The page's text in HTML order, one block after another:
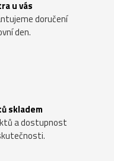
u vás
doručení
den.
skladem
a dostupnost